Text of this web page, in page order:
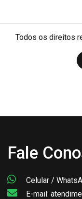
Todos os direitos
Fale
Celular /
E-mail: